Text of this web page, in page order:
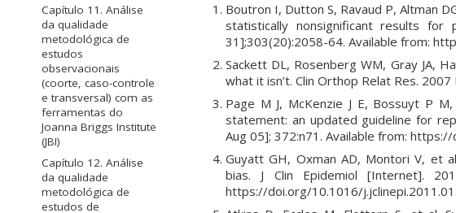
Capítulo 11. Análise
da qualidade
metodológica de
estudos
observacionais
(coorte, caso-controle
e transversal) com as
ferramentas do
Joanna Briggs Institute
(JBI)
Capítulo 12. Análise
da qualidade
metodológica de
estudos de
Boutron I, Dutton S, Ravaud P, Altman
statistically nonsignificant results for
31];303(20):2058-64. Available from:
Sackett DL, Rosenberg WM, Gray JA,
what it isn’t. Clin Orthop Relat Res. 2007
Page M J, McKenzie J E, Bossuyt P
statement: an updated guideline for
Aug 05]; 372:n71. Available from:
Guyatt GH, Oxman AD, Montori V, et
bias. J Clin Epidemiol [Internet].
https://doi.org/10.1016/